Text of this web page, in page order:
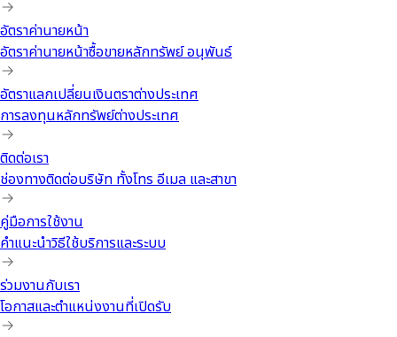
อัตราค่านายหน้า
อัตราค่านายหน้าซื้อขายหลักทรัพย์ อนุพันธ์
อัตราแลกเปลี่ยนเงินตราต่างประเทศ
การลงทุนหลักทรัพย์ต่างประเทศ
ติดต่อเรา
ช่องทางติดต่อบริษัท ทั้งโทร อีเมล และสาขา
คู่มือการใช้งาน
คำแนะนำวิธีใช้บริการและระบบ
ร่วมงานกับเรา
โอกาสและตำแหน่งงานที่เปิดรับ